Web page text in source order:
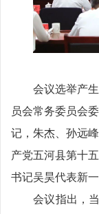
会议选举产
员会常务委员会
记，朱杰、孙远
产党五河县第十
书记吴昊代表新
会议指出，